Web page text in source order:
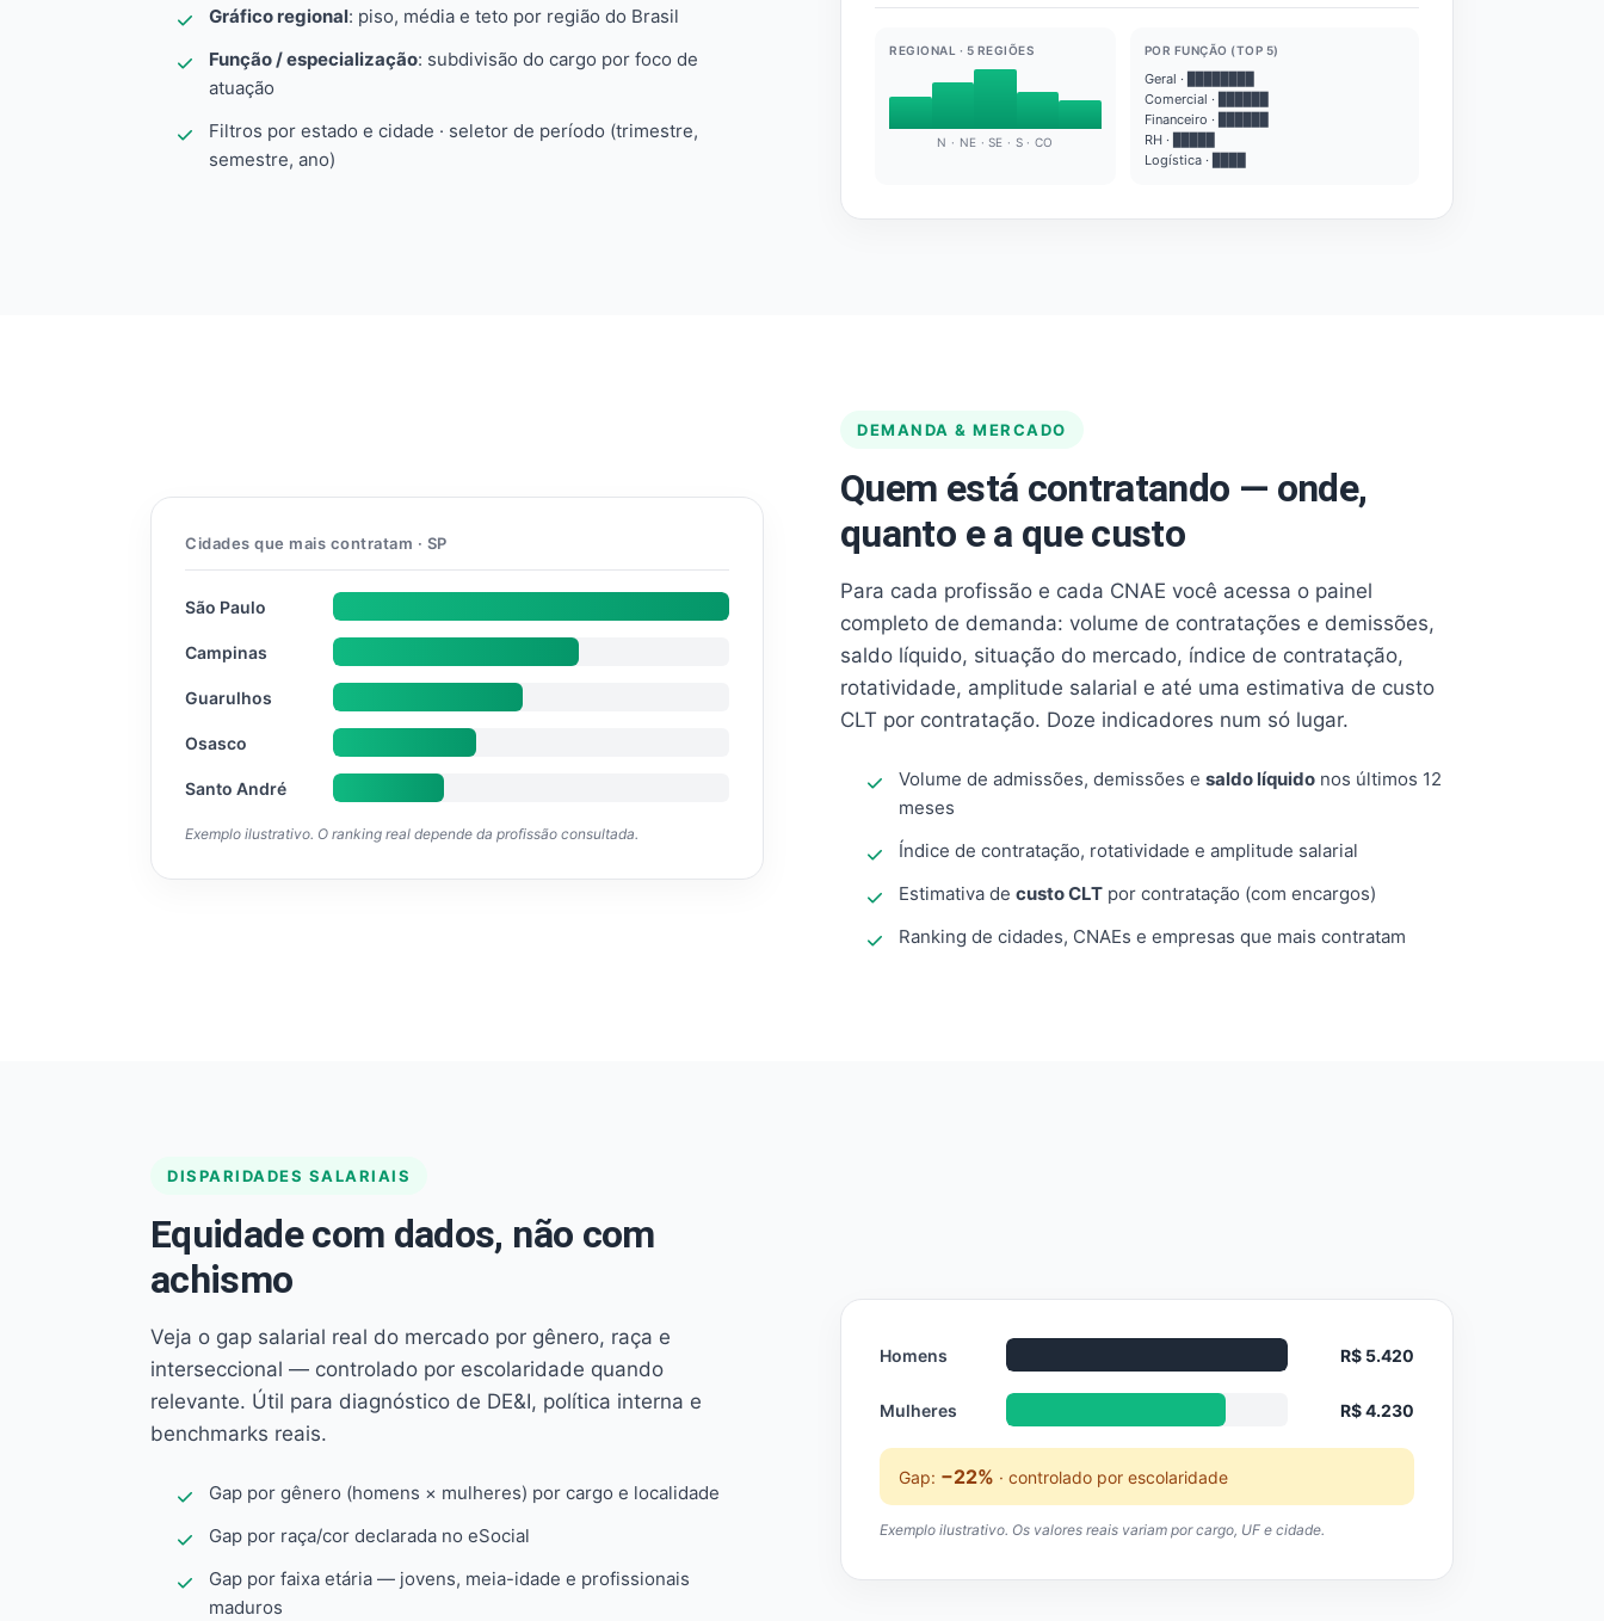
Gráfico regional: piso, média e teto por região do Brasil
Função / especialização: subdivisão do cargo por foco de
atuação
Filtros por estado e cidade · seletor de período (trimestre,
semestre, ano)
REGIONAL · 5 REGIÕES
N · NE · SE · S · CO
POR FUNÇÃO (TOP 5)
Geral · ████████
Comercial · ██████
Financeiro · ██████
RH · █████
Logística · ████
DEMANDA & MERCADO
Quem está contratando — onde,
quanto e a que custo
Para cada profissão e cada CNAE você acessa o painel
completo de demanda: volume de contratações e demissões,
saldo líquido, situação do mercado, índice de contratação,
rotatividade, amplitude salarial e até uma estimativa de custo
CLT por contratação. Doze indicadores num só lugar.
Volume de admissões, demissões e saldo líquido nos últimos 12
meses
Índice de contratação, rotatividade e amplitude salarial
Estimativa de custo CLT por contratação (com encargos)
Ranking de cidades, CNAEs e empresas que mais contratam
Cidades que mais contratam · SP
São Paulo
Campinas
Guarulhos
Osasco
Santo André
Exemplo ilustrativo. O ranking real depende da profissão consultada.
DISPARIDADES SALARIAIS
Equidade com dados, não com
achismo
Veja o gap salarial real do mercado por gênero, raça e
interseccional — controlado por escolaridade quando
relevante. Útil para diagnóstico de DE&I, política interna e
benchmarks reais.
Gap por gênero (homens × mulheres) por cargo e localidade
Gap por raça/cor declarada no eSocial
Gap por faixa etária — jovens, meia-idade e profissionais
maduros
Homens R$ 5.420
Mulheres R$ 4.230
Gap: −22% · controlado por escolaridade
Exemplo ilustrativo. Os valores reais variam por cargo, UF e cidade.